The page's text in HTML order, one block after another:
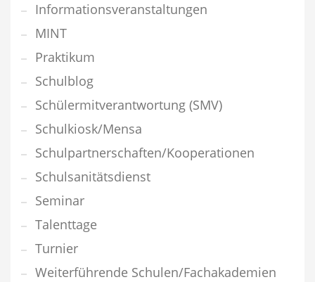
Informationsveranstaltungen
MINT
Praktikum
Schulblog
Schülermitverantwortung (SMV)
Schulkiosk/Mensa
Schulpartnerschaften/Kooperationen
Schulsanitätsdienst
Seminar
Talenttage
Turnier
Weiterführende Schulen/Fachakademien